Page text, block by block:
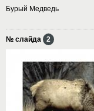
Бурый Медведь
№ слайда 2